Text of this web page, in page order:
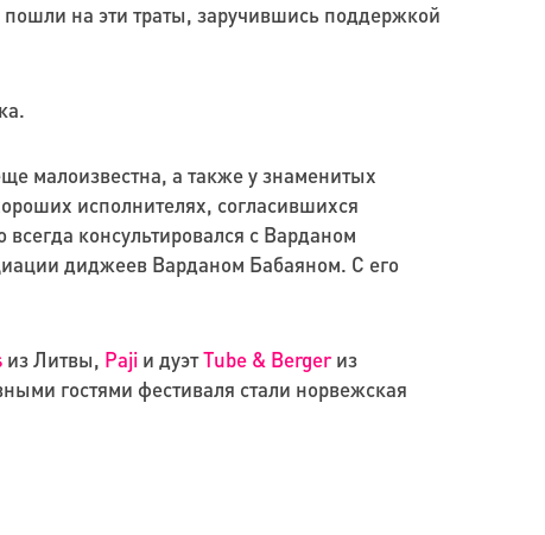
на эти траты, заручившись поддержкой
малоизвестна, а также у знаменитых
исполнителях, согласившихся
консультировался с Варданом
диджеев Варданом Бабаяном. С его
из Литвы, Pajiи дуэтTube & Bergerиз
гостями фестиваля стали норвежская